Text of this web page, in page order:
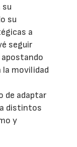
su
su
a
seguir
movilidad
de adaptar
a distintos
y